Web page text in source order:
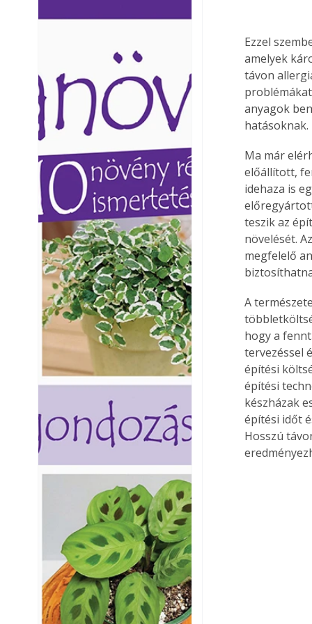
mert: – tEzzel
amelyek
távon
anyagok
hatásoknak.
Ma már
előállított,
idehaza is
teszik az
növelését.
megfelelő
A
hogy a
tervezéssel
építési
építési
készházak
építési időt
Hosszú